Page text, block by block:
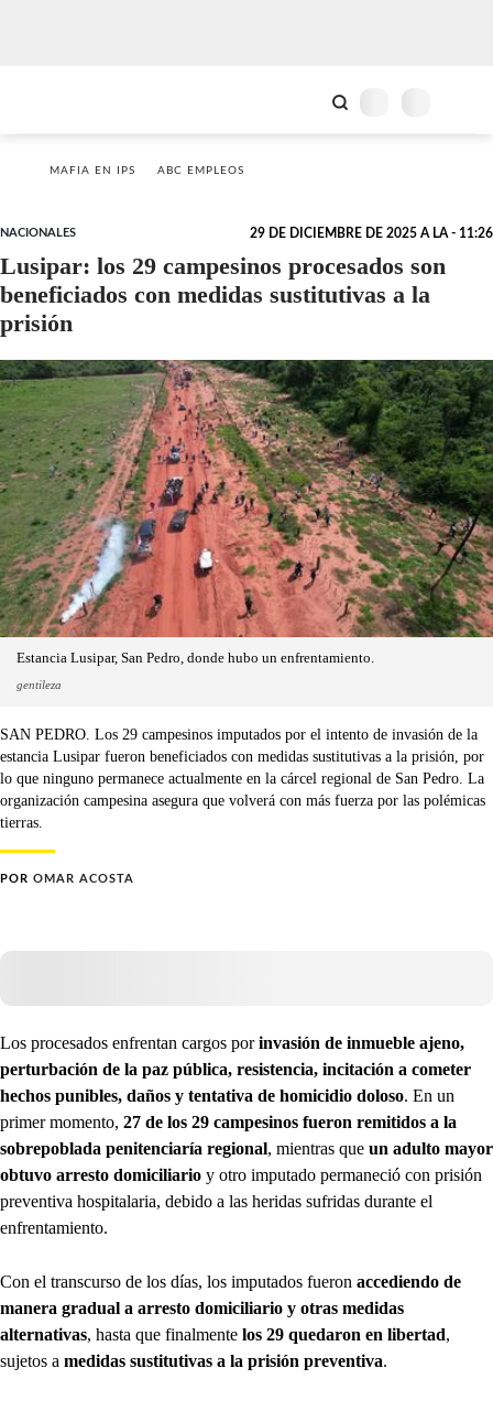
MAFIA EN IPS ABC EMPLEOS
NACIONALES 29 DE DICIEMBRE DE 2025 A LA - 11:26
Lusipar: los 29 campesinos procesados son
beneficiados con medidas sustitutivas a la
prisión
Estancia Lusipar, San Pedro, donde hubo un enfrentamiento.
gentileza
SAN PEDRO. Los 29 campesinos imputados por el intento de invasión de la
estancia Lusipar fueron beneficiados con medidas sustitutivas a la prisión, por
lo que ninguno permanece actualmente en la cárcel regional de San Pedro. La
organización campesina asegura que volverá con más fuerza por las polémicas
tierras.
POR OMAR ACOSTA
Los procesados enfrentan cargos porinvasión de inmueble ajeno,
perturbación de la paz pública, resistencia, incitación a cometer
hechos punibles, daños y tentativa de homicidio doloso. En un
primer momento, 27 de los 29 campesinos fueron remitidos a la
sobrepoblada penitenciaría regional, mientras que un adulto mayor
obtuvo arresto domiciliario y otro imputado permaneció con prisión
preventiva hospitalaria, debido a las heridas sufridas durante el
enfrentamiento.
Con el transcurso de los días, los imputados fueron accediendo de
manera gradual a arresto domiciliario y otras medidas
alternativas, hasta que finalmente los 29 quedaron en libertad,
sujetos a medidas sustitutivas a la prisión preventiva.